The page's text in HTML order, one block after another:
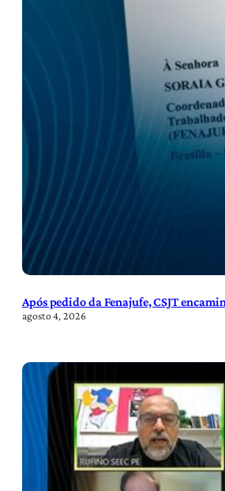
Após pedido da Fenajufe, CSJT
agosto 4, 2026